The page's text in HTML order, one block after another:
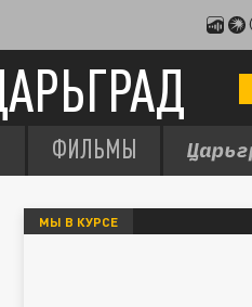
ФИЛЬМЫ
МЫ В КУРСЕ